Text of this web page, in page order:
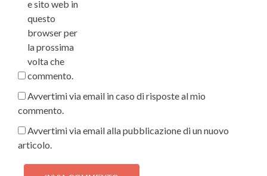
e sito web in
questo
browser per
la prossima
volta che
commento.
Avvertimi via email in caso di risposte al mio
commento.
Avvertimi via email alla pubblicazione di un nuovo
articolo.